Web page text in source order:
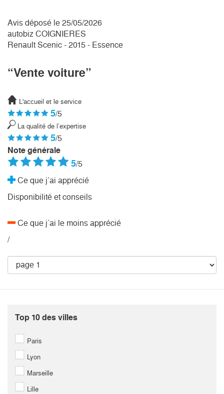
Avis déposé le 25/05/2026
autobiz COIGNIERES
Renault Scenic - 2015 - Essence
“Vente voiture”
L'accueil et le service
5/5
La qualité de l’expertise
5/5
Note générale
5/5
Ce que j’ai apprécié
Disponibilité et conseils
Ce que j’ai le moins apprécié
/
Top 10 des villes
Paris
Lyon
Marseille
Lille